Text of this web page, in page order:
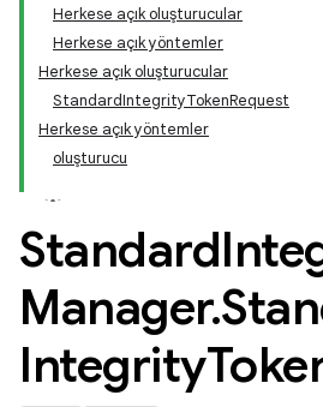
Herkese açık oluşturucular
Herkese açık yöntemler
Herkese açık oluşturucular
StandardIntegrityTokenRequest
Herkese açık yöntemler
oluşturucu
Standard
Manager.
Integrity